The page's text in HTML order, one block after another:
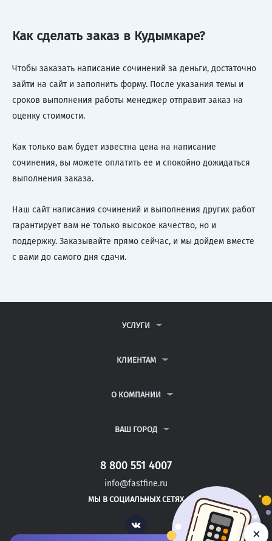
Как сделать заказ в Кудымкаре?
Чтобы заказать написание сочинений за деньги, достаточно
зайти на сайт и заполнить форму. После указания темы и
сроков выполнения работы менеджер отправит заказ на
оценку стоимости.
Как только вам будет известна цена на написание
сочинения, вы можете оплатить ее и спокойно дожидаться
выполнения заказа.
Наш сайт написания сочинений и выполнения других работ
гарантирует вам не только высокое качество, но и
поддержку. Заказывайте прямо сейчас, и мы дойдем вместе
с вами до самого дня сдачи.
УСЛУГИ
ДИПЛОМНЫЕ РАБОТЫ
РЕФЕРАТЫ
КЛИЕНТАМ
ВОПРОСЫ И ОТВЕТЫ
ПОЛИТИКА КОНФИДЕНЦИАЛЬНОСТИ
О КОМПАНИИ
КОНТАКТЫ
ВАШ ГОРОД
САНКТ-ПЕТЕРБУРГ
ИВАНТЕЕВКА
ЮРГА
8 800 551 4007
info@fastfine.ru
МЫ В СОЦИАЛЬНЫХ СЕТЯХ
Vk ×